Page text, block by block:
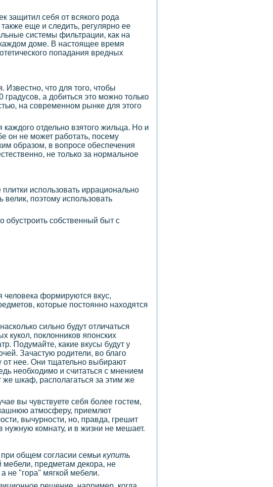
защитил себя от всякого рода
еще и следить, регулярно ее
системы фильтрации, как на
доме. В настоящее время
попадания вредных
. Известно, что для того, чтобы
а добиться это можно только
на современном рынке для этого
отдельно взятого жильца. Но и
он не может работать, посему
образом, в вопросе обеспечения
не только за нормальное
использовать иррационально
велик, поэтому использовать
обустроить собственный быт с
человека формируются вкус,
которые постоянно находятся
сильно будут отличаться
кукол, поклонников японских
Подумайте, какие вкусы будут у
Зачастую родители, во благо
от нее. Они тщательно выбирают
необходимо и считаться с мнением
же шкаф, располагаться за этим же
вы чувствуете себя более гостем,
атмосферу, приемлют
вычурности, но, правда, грешит
нужную комнату, и в жизни не мешает.
общем согласии семьи купить
мебели, предметам декора, не
не "гора" мягкой мебели.